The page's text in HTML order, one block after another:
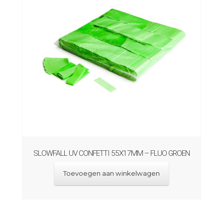
SLOWFALL UV CONFETTI 55X17MM – FLUO GROEN
Toevoegen aan winkelwagen